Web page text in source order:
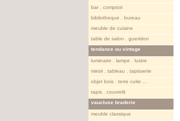
bar . comptoir
bibliotheque . bureau
meuble de cuisine
table de salon . gueridon
tendance ou vintage
luminaire . lampe . lustre
miroir . tableau . tapisserie
objet bois . terre cuite ...
tapis . couvrelit
vaucluse braderie
meuble classique